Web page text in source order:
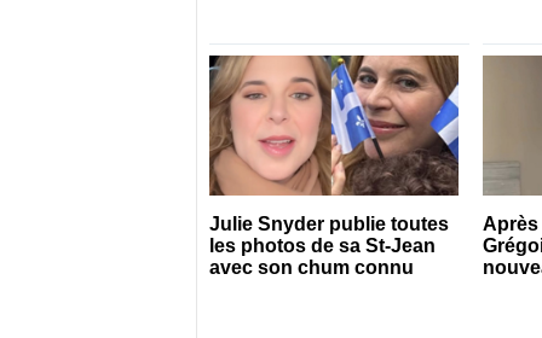
Julie Snyder publie toutes
les photos de sa St-Jean
avec son chum connu
Après